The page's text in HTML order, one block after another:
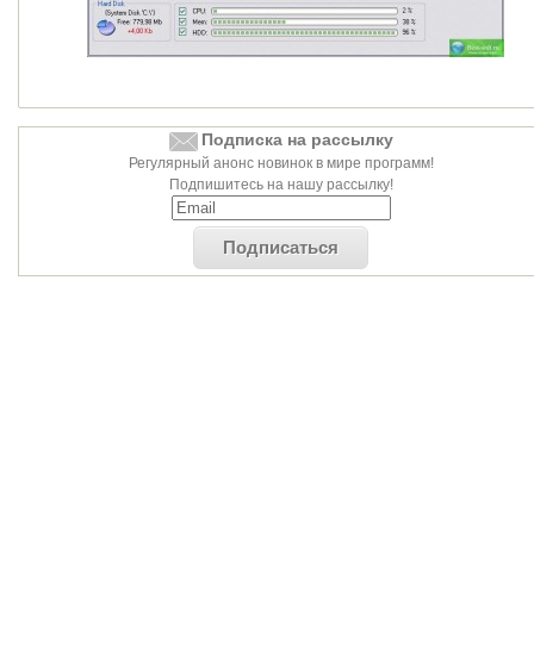
Подписка на рассылку
Регулярный анонс новинок в мире программ!
Подпишитесь на нашу рассылку!
Подписаться